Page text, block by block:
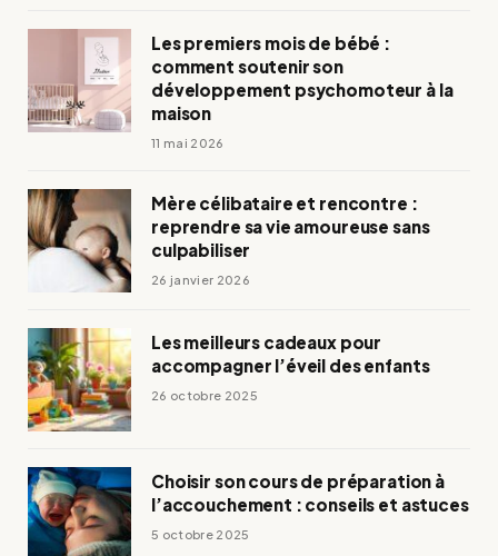
Les premiers mois de bébé :
comment soutenir son
développement psychomoteur à la
maison
11 mai 2026
Mère célibataire et rencontre :
reprendre sa vie amoureuse sans
culpabiliser
26 janvier 2026
Les meilleurs cadeaux pour
accompagner l’éveil des enfants
26 octobre 2025
Choisir son cours de préparation à
l’accouchement : conseils et astuces
5 octobre 2025